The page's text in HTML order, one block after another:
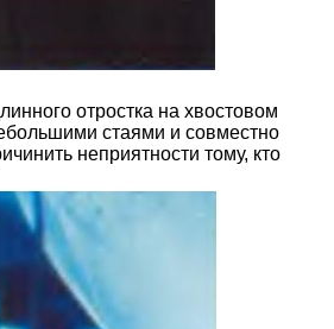
отростка на хвостовом
стаями и совместно
неприятности тому, кто